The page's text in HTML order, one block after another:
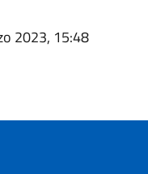
2023, 15:48